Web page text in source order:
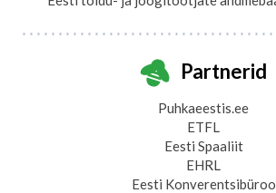
Partnerid
Puhkaeestis.ee
ETFL
Eesti Spaaliit
EHRL
Eesti Konverentsibüroo